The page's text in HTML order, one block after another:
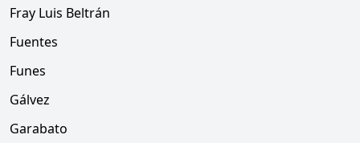
Fray Luis Beltrán
Fuentes
Funes
Gálvez
Garabato